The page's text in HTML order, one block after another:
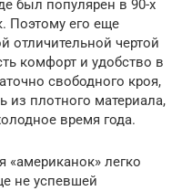
был популярен в 90-х
Поэтому его еще
отличительной чертой
комфорт и удобство в
свободного кроя,
из плотного материала,
время года.
«американок» легко
не успевшей